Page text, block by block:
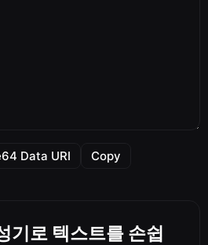
Data URI Copy
기로 텍스트를 손쉽